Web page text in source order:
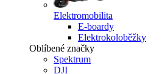
Elektromobilita
E-boardy
Elektrokoloběžky
Oblíbené značky
Spektrum
DJI